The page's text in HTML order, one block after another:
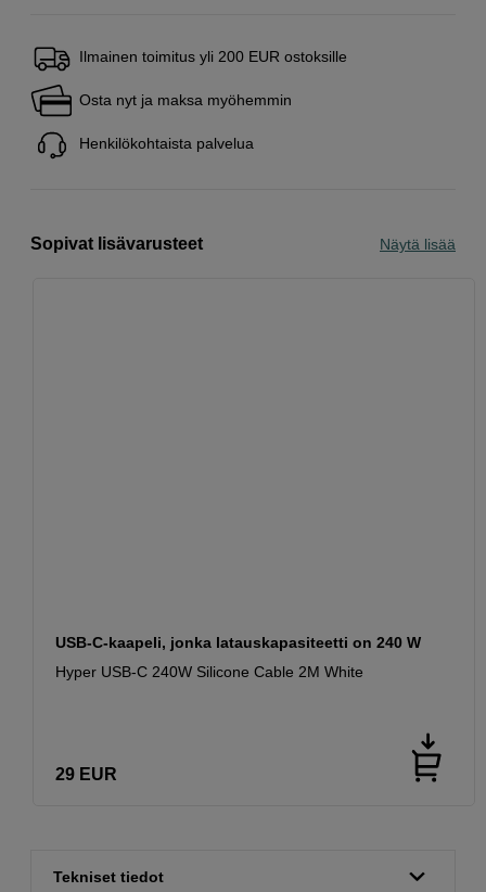
Ilmainen toimitus yli 200 EUR ostoksille
Osta nyt ja maksa myöhemmin
Henkilökohtaista palvelua
Sopivat lisävarusteet Näytä lisää
USB-C-kaapeli, jonka latauskapasiteetti on 240 W
Hyper USB-C 240W Silicone Cable 2M White
29 EUR
Tekniset tiedot